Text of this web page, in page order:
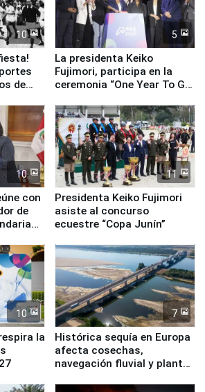
10
de
5
La presidenta Keiko
Fujimori, participa en la
ceremonia “One Year To Go
10
con
de
11
Presidenta Keiko Fujimori
asiste al concurso
ecuestre “Copa Junín”
10
la
7
Histórica sequía en Europa
afecta cosechas,
navegación fluvial y plantas